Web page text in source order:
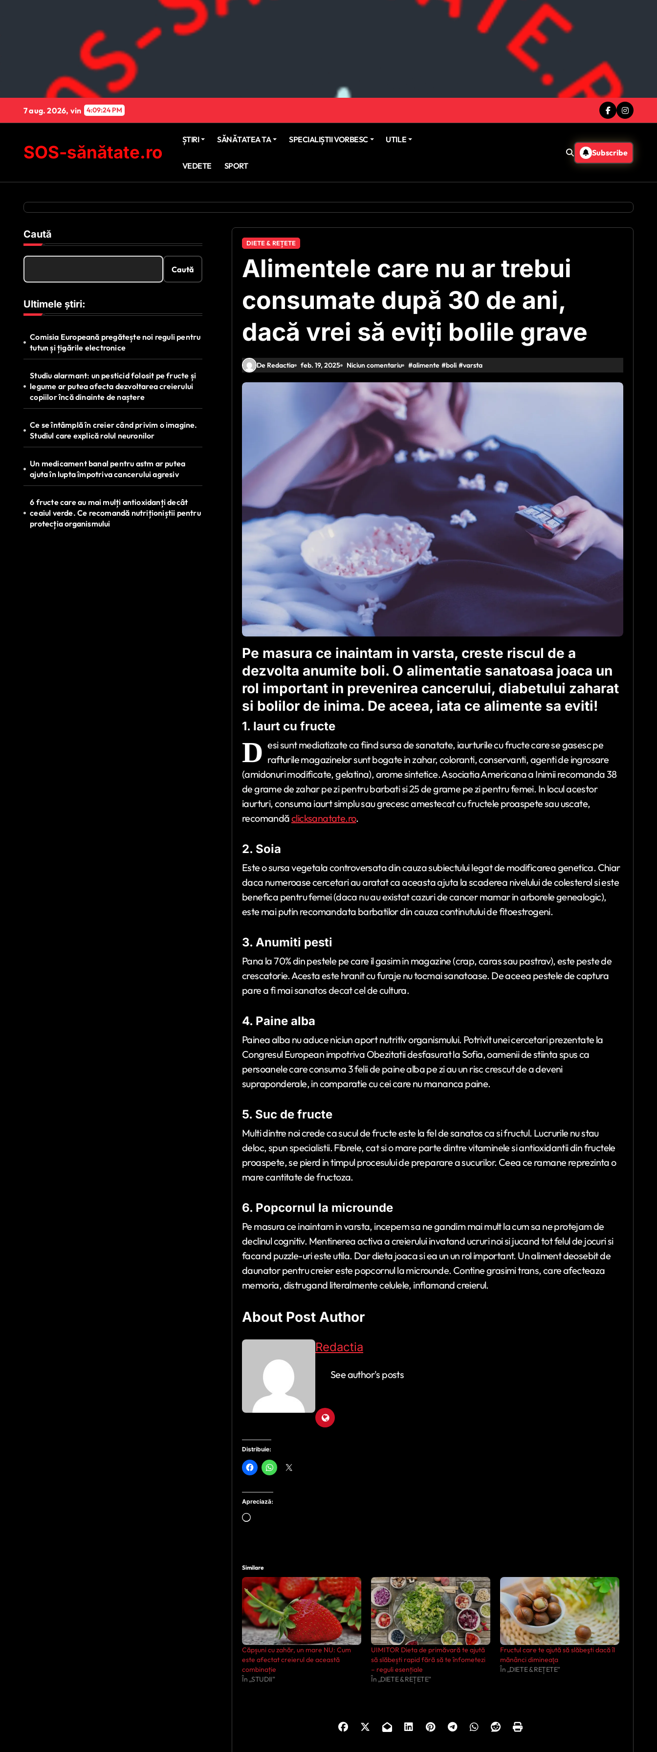
7 aug. 2026, vin 4:09:25 PM
SOS-sănătate.ro
ȘTIRI SĂNĂTATEA TA SPECIALIȘTII VORBESC UTILE
VEDETE SPORT
Subscribe
Caută
Caută
Ultimele știri:
Comisia Europeană pregătește noi reguli pentru
tutun și țigările electronice
Studiu alarmant: un pesticid folosit pe fructe și
legume ar putea afecta dezvoltarea creierului
copiilor încă dinainte de naștere
Ce se întâmplă în creier când privim o imagine.
Studiul care explică rolul neuronilor
Un medicament banal pentru astm ar putea
ajuta în lupta împotriva cancerului agresiv
6 fructe care au mai mulți antioxidanți decât
ceaiul verde. Ce recomandă nutriționiștii pentru
protecția organismului
DIETE & REȚETE
Alimentele care nu ar trebui
consumate după 30 de ani,
dacă vrei să eviţi bolile grave
De Redactia feb. 19, 2025 Niciun comentariu #alimente #boli #varsta
Pe masura ce inaintam in varsta, creste riscul de a
dezvolta anumite boli. O alimentatie sanatoasa joaca un
rol important in prevenirea cancerului, diabetului zaharat
si bolilor de inima. De aceea, iata ce alimente sa eviti!
1. Iaurt cu fructe
D esi sunt mediatizate ca fiind sursa de sanatate, iaurturile cu fructe care se gasesc pe
rafturile magazinelor sunt bogate in zahar, coloranti, conservanti, agenti de ingrosare
(amidonuri modificate, gelatina), arome sintetice. Asociatia Americana a Inimii recomanda 38
de grame de zahar pe zi pentru barbati si 25 de grame pe zi pentru femei. In locul acestor
iaurturi, consuma iaurt simplu sau grecesc amestecat cu fructele proaspete sau uscate,
recomandăclicksanatate.ro.
2. Soia
Este o sursa vegetala controversata din cauza subiectului legat de modificarea genetica. Chiar
daca numeroase cercetari au aratat ca aceasta ajuta la scaderea nivelului de colesterol si este
benefica pentru femei (daca nu au existat cazuri de cancer mamar in arborele genealogic),
este mai putin recomandata barbatilor din cauza continutului de fitoestrogeni.
3. Anumiti pesti
Pana la 70% din pestele pe care il gasim in magazine (crap, caras sau pastrav), este peste de
crescatorie. Acesta este hranit cu furaje nu tocmai sanatoase. De aceea pestele de captura
pare a fi mai sanatos decat cel de cultura.
4. Paine alba
Painea alba nu aduce niciun aport nutritiv organismului. Potrivit unei cercetari prezentate la
Congresul European impotriva Obezitatii desfasurat la Sofia, oamenii de stiinta spus ca
persoanele care consuma 3 felii de paine alba pe zi au un risc crescut de a deveni
supraponderale, in comparatie cu cei care nu mananca paine.
5. Suc de fructe
Multi dintre noi crede ca sucul de fructe este la fel de sanatos ca si fructul. Lucrurile nu stau
deloc, spun specialistii. Fibrele, cat si o mare parte dintre vitaminele si antioxidantii din fructele
proaspete, se pierd in timpul procesului de preparare a sucurilor. Ceea ce ramane reprezinta o
mare cantitate de fructoza.
6. Popcornul la microunde
Pe masura ce inaintam in varsta, incepem sa ne gandim mai mult la cum sa ne protejam de
declinul cognitiv. Mentinerea activa a creierului invatand ucruri noi si jucand tot felul de jocuri si
facand puzzle-uri este utila. Dar dieta joaca si ea un un rol important. Un aliment deosebit de
daunator pentru creier este popcornul la microunde. Contine grasimi trans, care afecteaza
memoria, distrugand literalmente celulele, inflamand creierul.
About Post Author
Redactia
See author's posts
Distribuie:
Apreciază:
Încarc...
Similare
Căpșuni cu zahăr, un mare NU: Cum
este afectat creierul de această
combinație
În „STUDII”
UIMITOR Dieta de primăvară te ajută
să slăbești rapid fără să te înfometezi
– reguli esențiale
În „DIETE & REȚETE”
Fructul care te ajută să slăbeşti dacă îl
mănânci dimineaţa
În „DIETE & REȚETE”